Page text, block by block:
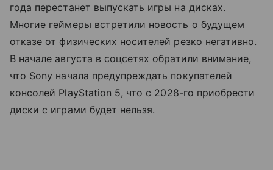
года перестанет выпускать игры на дисках.
Многие геймеры встретили новость о будущем
отказе от физических носителей резко негативно.
В начале августа в соцсетях обратили внимание,
что Sony начала предупреждать покупателей
консолей PlayStation 5, что с 2028-го приобрести
диски с играми будет нельзя.